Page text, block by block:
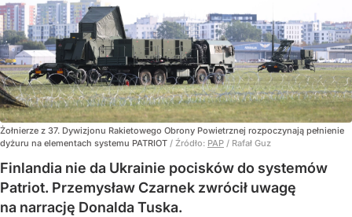
Żołnierze z 37. Dywizjonu Rakietowego Obrony Powietrznej rozpoczynają pełnienie
dyżuru na elementach systemu PATRIOT / Źródło: PAP / Rafał Guz
Finlandia nie da Ukrainie pocisków do systemów
Patriot. Przemysław Czarnek zwrócił uwagę
na narrację Donalda Tuska.